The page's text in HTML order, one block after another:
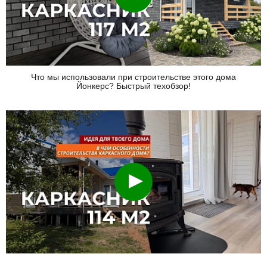
Что мы использовали при строительстве этого дома
Йонкерс? Быстрый техобзор!
Смотреть